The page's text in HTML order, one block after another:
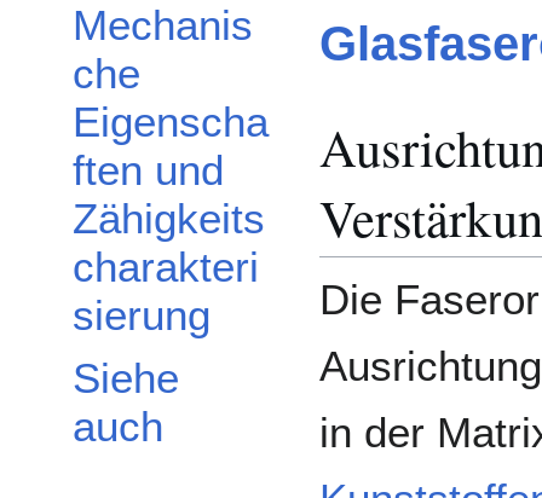
Mechanis
che
Eigenscha
ften und
Zähigkeits
charakteri
sierung
Siehe
auch
Die
in der